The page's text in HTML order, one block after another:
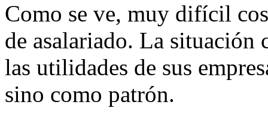
Como se ve, muy difícil
de asalariado. La situación
las utilidades de sus
sino como patrón.